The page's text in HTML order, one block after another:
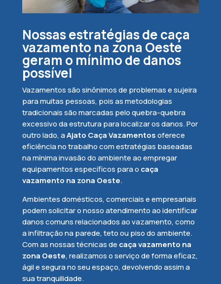
Nossas estratégias de caça
vazamento na zona Oeste
geram o mínimo de danos
possível
Vazamentos são sinônimos de problemas e sujeira
para muitas pessoas, pois as metodologias
tradicionais são marcadas pelo quebra-quebra
excessivo da estrutura para localizar os danos. Por
outro lado, aAjato Caça Vazamentosoferece
eficiência no trabalho com estratégias baseadas
na mínima invasão do ambiente ao empregar
equipamentos específicos para o caça
vazamento na zona Oeste.
Ambientes domésticos, comerciais e empresariais
podem solicitar o nosso atendimento ao identificar
danos comuns relacionados ao vazamento, como
a infiltração na parede, teto ou piso do ambiente.
Com as nossas técnicas de caça vazamento na
zona Oeste, realizamos o serviço de forma eficaz,
ágil e segura no seu espaço, devolvendo assim a
sua tranquilidade.